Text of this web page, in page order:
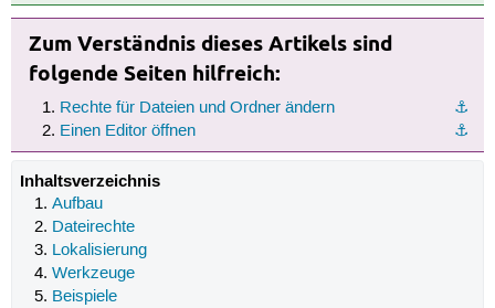
Zum Verständnis dieses Artikels sind
folgende Seiten hilfreich:
⚓︎
Rechte für Dateien und Ordner ändern
⚓︎
Einen Editor öffnen
Inhaltsverzeichnis
Aufbau
Dateirechte
Lokalisierung
Werkzeuge
Beispiele